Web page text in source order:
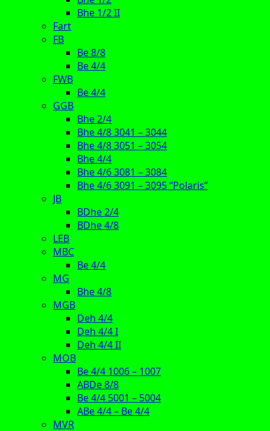
Bhe 1/2 II
Fart
FB
Be 8/8
Be 4/4
FWB
Be 4/4
GGB
Bhe 2/4
Bhe 4/8 3041 – 3044
Bhe 4/8 3051 – 3054
Bhe 4/4
Bhe 4/6 3081 – 3084
Bhe 4/6 3091 – 3095 “Polaris”
JB
BDhe 2/4
BDhe 4/8
LEB
MBC
Be 4/4
MG
Bhe 4/8
MGB
Deh 4/4
Deh 4/4 I
Deh 4/4 II
MOB
Be 4/4 1006 – 1007
ABDe 8/8
Be 4/4 5001 – 5004
ABe 4/4 – Be 4/4
MVR